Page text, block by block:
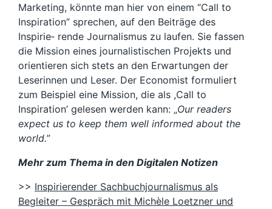
Marketing, könnte man hier von einem “Call to
Inspiration” sprechen, auf den Beiträge des
Inspirie‐ rende Journalismus zu laufen. Sie fassen
die Mission eines journalistischen Projekts und
orientieren sich stets an den Erwartungen der
Leserinnen und Leser. Der Economist formuliert
zum Beispiel eine Mission, die als ,Call to
Inspiration’ gelesen werden kann: „Our readers
expect us to keep them well informed about the
world.”
Mehr zum Thema in den Digitalen Notizen
>> Inspirierender Sachbuchjournalismus als
Begleiter – Gespräch mit Michèle Loetzner und